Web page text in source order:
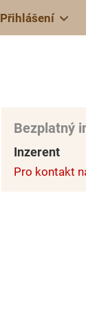
Přihlášení
Bezplatný
Inzerent
Pro kontakt